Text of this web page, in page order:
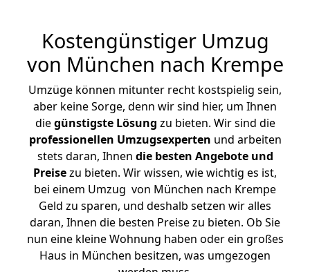
Kostengünstiger Umzug
von München nach Krempe
Umzüge können mitunter recht kostspielig sein,
aber keine Sorge, denn wir sind hier, um Ihnen
diegünstigste Lösung zu bieten. Wir sind die
professionellen Umzugsexperten und arbeiten
stets daran, Ihnen die besten Angebote und
Preisezu bieten. Wir wissen, wie wichtig es ist,
bei einem Umzug von München nach Krempe
Geld zu sparen, und deshalb setzen wir alles
daran, Ihnen die besten Preise zu bieten. Ob Sie
nun eine kleine Wohnung haben oder ein großes
Haus in München besitzen, was umgezogen